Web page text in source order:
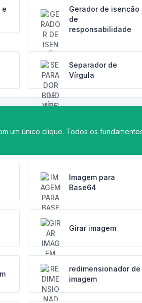
e
Gerador de isenção
de
responsabilidade
Separador de
Vírgula
um único clique. Todos os
Imagem para
Base64
Girar imagem
redimensionador de
imagem